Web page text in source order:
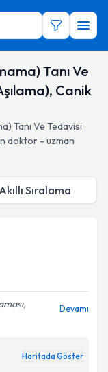
Tanı Ve
Canik
Tanı Ve Tedavisi
doktor - uzman
Akıllı Sıralama
Devamı
Haritada Göster